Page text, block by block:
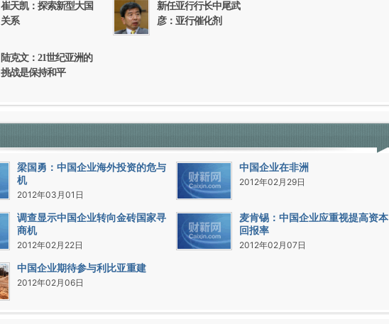
崔天凯：探索新型大国
关系
新任亚行行长中尾武
彦：亚行催化剂
陆克文：21世纪亚洲的
挑战是保持和平
梁国勇：中国企业海外投资的危与
机
2012年03月01日
中国企业在非洲
2012年02月29日
调查显示中国企业转向金砖国家寻
商机
2012年02月22日
麦肯锡：中国企业应重视提高资本
回报率
2012年02月07日
中国企业期待参与利比亚重建
2012年02月06日